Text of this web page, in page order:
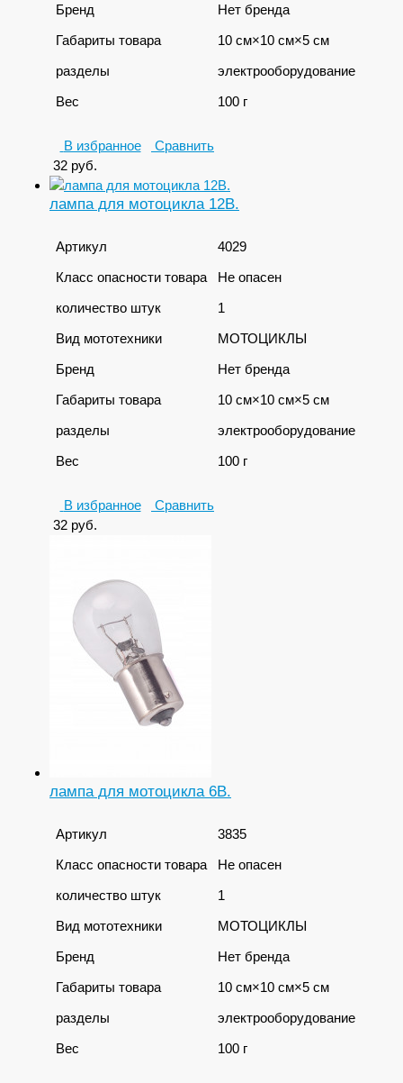
Бренд
Нет бренда
Габариты товара
10 см×10 см×5 см
разделы
электрооборудование
Вес
100 г
В избранное
Сравнить
32 руб.
лампа для мотоцикла 12В.
Артикул
4029
Класс опасности товара
Не опасен
количество штук
1
Вид мототехники
МОТОЦИКЛЫ
Бренд
Нет бренда
Габариты товара
10 см×10 см×5 см
разделы
электрооборудование
Вес
100 г
В избранное
Сравнить
32 руб.
лампа для мотоцикла 6В.
Артикул
3835
Класс опасности товара
Не опасен
количество штук
1
Вид мототехники
МОТОЦИКЛЫ
Бренд
Нет бренда
Габариты товара
10 см×10 см×5 см
разделы
электрооборудование
Вес
100 г